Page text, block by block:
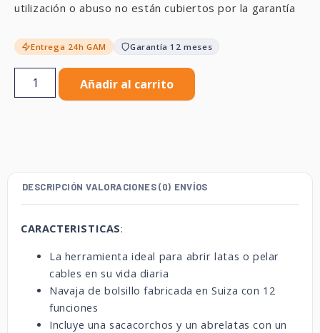
utilización o abuso no están cubiertos por la garantía
Entrega 24h GAM Garantía 12 meses
Añadir al carrito
DESCRIPCIÓN VALORACIONES (0) ENVÍOS
CARACTERISTICAS:
La herramienta ideal para abrir latas o pelar
cables en su vida diaria
Navaja de bolsillo fabricada en Suiza con 12
funciones
Incluye una sacacorchos y un abrelatas con un